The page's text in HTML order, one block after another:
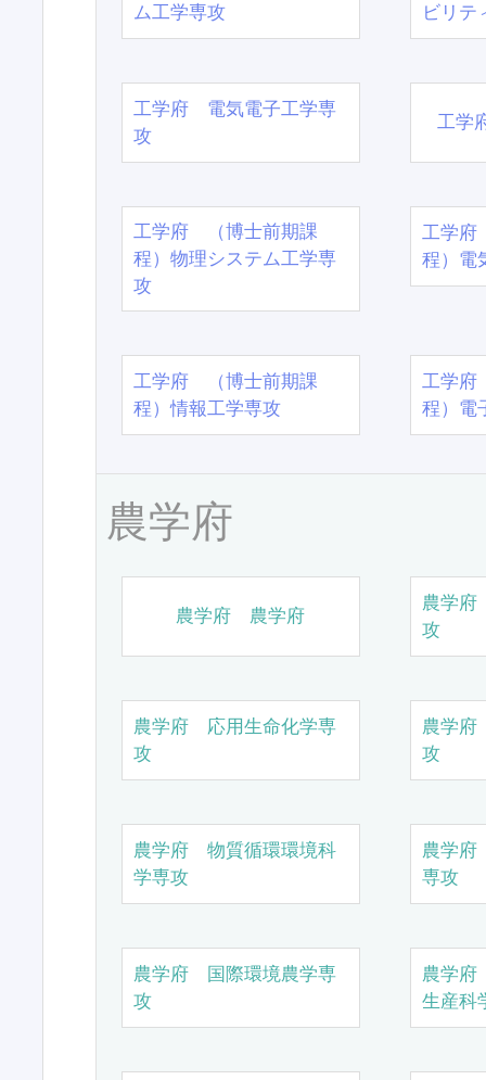
ム工学専攻
ビリテ
工学府 電気電子工学専
攻
工学
工学府 （博士前期課
程）物理システム工学専
攻
工学
程）電
工学府 （博士前期課
程）情報工学専攻
工学
程）電
農学府
農学府 農学府
農学
攻
農学府 応用生命化学専
攻
農学
攻
農学府 物質循環環境科
学専攻
農学
専攻
農学府 国際環境農学専
攻
農学
生産科